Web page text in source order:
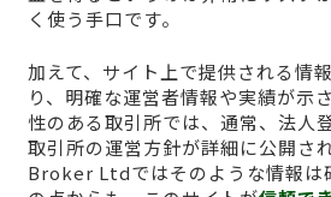
く使う手口です。
加えて、サイト上で提供される情
り、明確な運営者情報や実績が示
性のある取引所では、通常、法人
取引所の運営方針が詳細に公開さ
Broker Ltdではそのような情報は